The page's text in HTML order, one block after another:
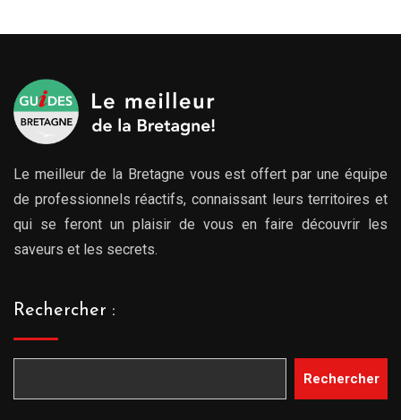
Le meilleur de la Bretagne vous est offert par une équipe
de professionnels réactifs, connaissant leurs territoires et
qui se feront un plaisir de vous en faire découvrir les
saveurs et les secrets.
Rechercher :
Rechercher